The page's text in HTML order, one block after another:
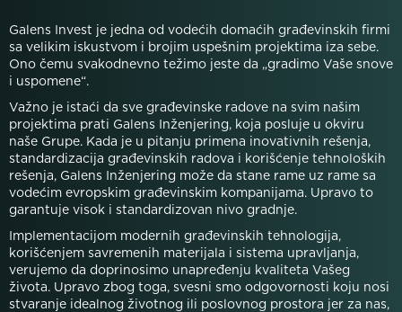
Galens Invest je jedna od vodećih domaćih građevinskih firmi
sa velikim iskustvom i brojim uspešnim projektima iza sebe.
Ono čemu svakodnevno težimo jeste da „gradimo Vaše snove
i uspomene“.
Važno je istaći da sve građevinske radove na svim našim
projektima prati Galens Inženjering, koja posluje u okviru
naše Grupe. Kada je u pitanju primena inovativnih rešenja,
standardizacija građevinskih radova i korišćenje tehnoloških
rešenja, Galens Inženjering može da stane rame uz rame sa
vodećim evropskim građevinskim kompanijama. Upravo to
garantuje visok i standardizovan nivo gradnje.
Implementacijom modernih građevinskih tehnologija,
korišćenjem savremenih materijala i sistema upravljanja,
verujemo da doprinosimo unapređenju kvaliteta Vašeg
života. Upravo zbog toga, svesni smo odgovornosti koju nosi
stvaranje idealnog životnog ili poslovnog prostora jer za nas,